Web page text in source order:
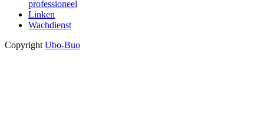
professioneel
Linken
Wachdienst
Copyright Ubo-Buo